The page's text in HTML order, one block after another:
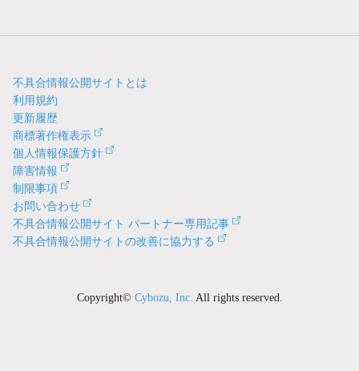
不具合情報公開サイトとは
利用規約
更新履歴
商標著作権表示
個人情報保護方針
障害情報
制限事項
お問い合わせ
不具合情報公開サイト パートナー専用記事
不具合情報公開サイトの改善に協力する
Copyright© Cybozu, Inc. All rights reserved.